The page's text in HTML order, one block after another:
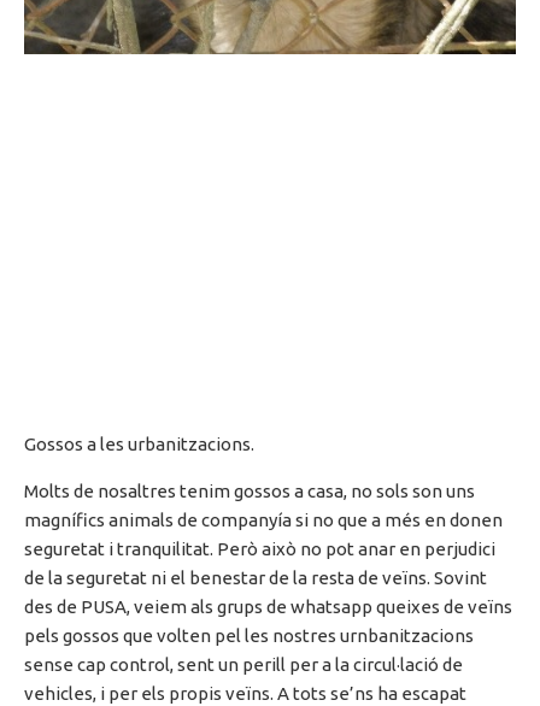
Gossos a les urbanitzacions.
Molts de nosaltres tenim gossos a casa, no sols son uns
magnífics animals de companyía si no que a més en donen
seguretat i tranquilitat. Però això no pot anar en perjudici
de la seguretat ni el benestar de la resta de veïns. Sovint
des de PUSA, veiem als grups de whatsapp queixes de veïns
pels gossos que volten pel les nostres urnbanitzacions
sense cap control, sent un perill per a la circul·lació de
vehicles, i per els propis veïns. A tots se’ns ha escapat